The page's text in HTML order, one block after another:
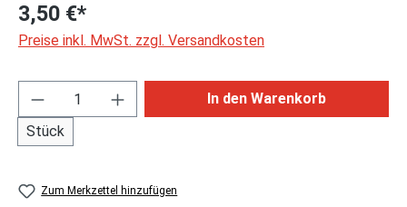
3,50 €*
Preise inkl. MwSt. zzgl. Versandkosten
Produkt Anzahl: Gib den gewünschten
Stück
In den Warenkorb
Zum Merkzettel hinzufügen